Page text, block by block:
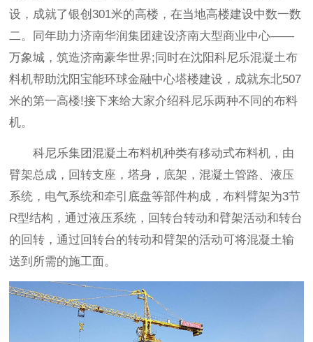
设，成就了银创301米的高楼，在当地高楼建设中数一数
二。同年助力济南华润集团建设济南大型商业中心——
万象城，筑造济南豪华世界;同时在沈阳科尼乐混凝土布
料机帮助沈阳宝能环球金融中心塔楼建设，成就东北507
米的第一高楼!接下来给大家介绍科尼乐两种不同的布料
机。
科尼乐集团混凝土布料机种类有移动式布料机，由
臂架总成，回转支座，塔身，底架，混凝土管路、液压
系统，电气系统和牵引底盘等部件构成，布料臂架为3节
R型结构，通过液压系统，回转台转动和臂架活动和转台
的回转，通过回转台的转动和臂架的活动可将混凝土输
送到所需的施工面。